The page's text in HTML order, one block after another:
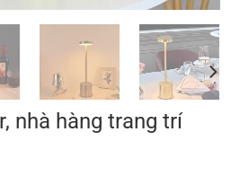
nhà hàng trang trí